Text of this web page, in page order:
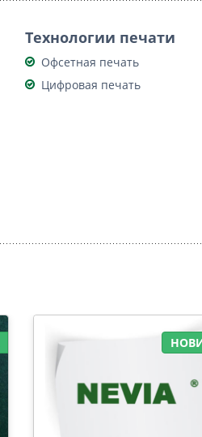
Технологии печати
Офсетная печать
Цифровая печать